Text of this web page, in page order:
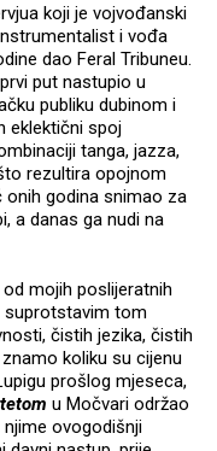
koji je vojvođanski
i vođa
dao Feral Tribuneu.
put nastupio u
publiku dubinom i
eklektični spoj
tanga, jazza,
rezultira opojnom
onih godina snimao za
a danas ga nudi na
mojih poslijeratnih
suprotstavim tom
čistih jezika, čistih
koliku su cijenu
prošlog mjeseca,
u Močvari održao
ovogodišnji